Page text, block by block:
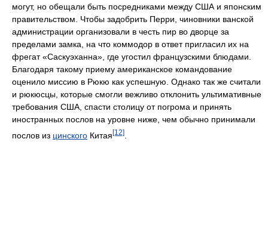
могут, но обещали быть посредниками между США и японским
правительством. Чтобы задобрить Перри, чиновники ванской
администрации организовали в честь пир во дворце за
пределами замка, на что коммодор в ответ пригласил их на
фрегат «Саскуэханна», где угостил французскими блюдами.
Благодаря такому приему американское командование
оценило миссию в Рюкю как успешную. Однако так же считали
и рюкюсцы, которые смогли вежливо отклонить ультимативные
требования США, спасти столицу от погрома и принять
иностранных послов на уровне ниже, чем обычно принимали
послов из цинского Китая [12]